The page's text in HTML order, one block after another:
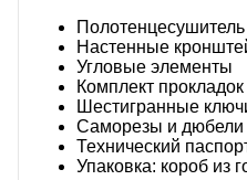
Полотенцесушитель
Настенные
Угловые элементы
Комплект прокладок
Шестигранные
Саморезы и дюбели
Технический
Упаковка: короб из